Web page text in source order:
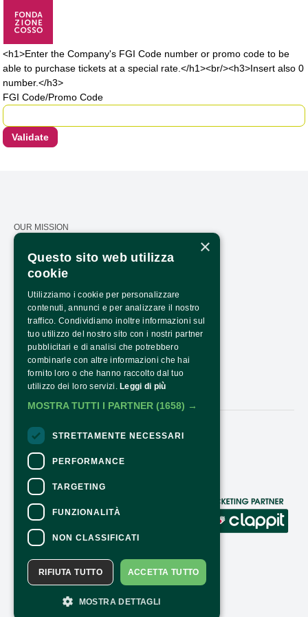
<h1>Enter the Company's FGI Code number or promo code to be
able to purchase tickets at a special rate.</h1><br/><h3>Insert also 0
number.</h3>
FGI Code/Promo Code
OUR MISSION
PRESS AREA
TRANSPARENCY
PNRR TRANSPARENCY - NEXTGENERATIONEU
HOW TO ARRIVE
OPENING HOURS AND COSTS
CONTACTS
Follow Us:
CONTACTS
For information and support in purchasing
ticketsClick here
For information on the program and the
event, contact theorganizer.
Accessibility statement
×
Questo sito web utilizza
cookie
Utilizziamo i cookie per personalizzare
contenuti, annunci e per analizzare il nostro
traffico. Condividiamo inoltre informazioni sul
tuo utilizzo del nostro sito con i nostri partner
pubblicitari e di analisi che potrebbero
combinarle con altre informazioni che hai
fornito loro o che hanno raccolto dal tuo
utilizzo dei loro servizi. Leggi di più
MOSTRA TUTTI I PARTNER (1658) →
STRETTAMENTE NECESSARI
PERFORMANCE
TARGETING
FUNZIONALITÀ
NON CLASSIFICATI
ACCETTA TUTTO
RIFIUTA TUTTO
MOSTRA DETTAGLI